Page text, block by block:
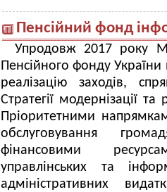
Пенсійний фонд
Упродовж 2017 року
Пенсійного фонду України
реалізацію заходів,
Стратегії модернізації
Пріоритетними
обслуговування
фінансовими
управлінських та
адміністративних